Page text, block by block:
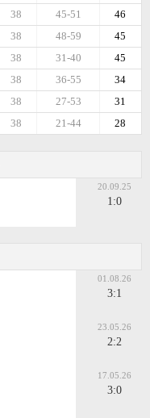
46
45-51
38
45
48-59
38
45
31-40
38
34
36-55
38
31
27-53
38
28
21-44
38
20.09.25
1:0
01.08.26
3:1
23.05.26
2:2
17.05.26
3:0